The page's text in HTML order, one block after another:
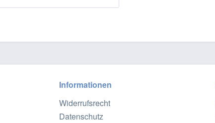
Informationen
Widerrufsrecht
Datenschutz